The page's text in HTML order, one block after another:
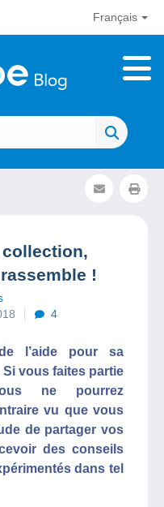
Français
!
4
l’aide pour sa
vous faites partie
ne pourrez
vu que vous
de partager vos
des conseils
dans tel